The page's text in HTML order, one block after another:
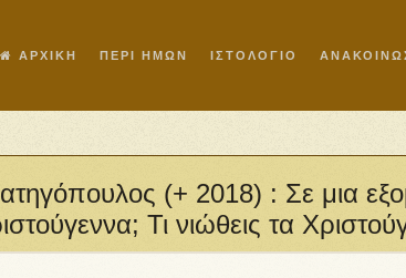
ΑΡΧΙΚΗ ΠΕΡΙ ΗΜΩΝ ΙΣΤΟΛΟΓΙΟ
(+ 2018) : Σε μια
Τι νιώθεις τα